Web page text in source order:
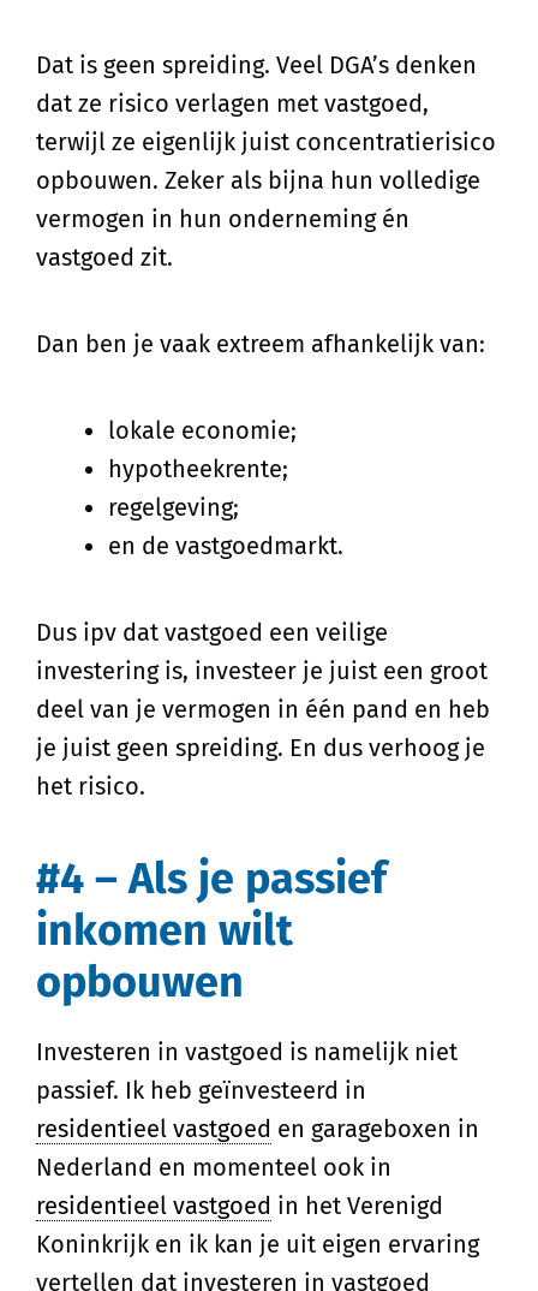
Dat is geen spreiding. Veel DGA’s denken
dat ze risico verlagen met vastgoed,
terwijl ze eigenlijk juist concentratierisico
opbouwen. Zeker als bijna hun volledige
vermogen in hun onderneming én
vastgoed zit.
Dan ben je vaak extreem afhankelijk van:
lokale economie;
hypotheekrente;
regelgeving;
en de vastgoedmarkt.
Dus ipv dat vastgoed een veilige
investering is, investeer je juist een groot
deel van je vermogen in één pand en heb
je juist geen spreiding. En dus verhoog je
het risico.
#4 – Als je passief
inkomen wilt
opbouwen
Investeren in vastgoed is namelijk niet
passief. Ik heb geïnvesteerd in
residentieel vastgoed en garageboxen in
Nederland en momenteel ook in
residentieel vastgoed in het Verenigd
Koninkrijk en ik kan je uit eigen ervaring
vertellen dat investeren in vastgoed